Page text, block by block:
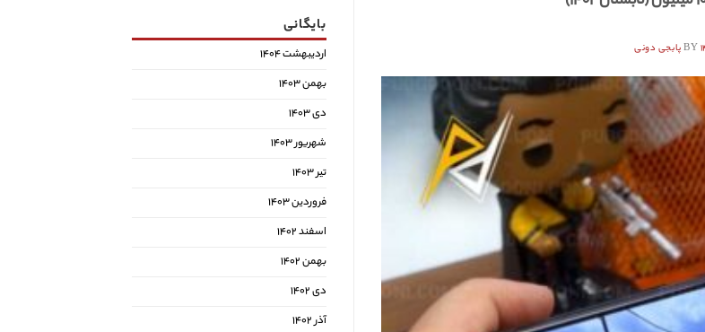
پابجی دونی
بایگانی
اردیبهشت ۱۴۰۴
بهمن ۱۴۰۳
دی ۱۴۰۳
شهریور ۱۴۰۳
تیر ۱۴۰۳
فروردین ۱۴۰۳
اسفند ۱۴۰۲
بهمن ۱۴۰۲
دی ۱۴۰۲
آذر ۱۴۰۲